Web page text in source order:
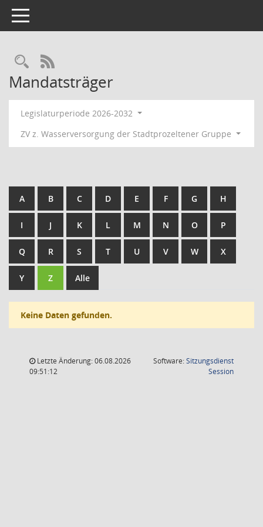
Toggle navigation
RSS-Feed
Mandatsträger
Legislaturperiode 2026-2032
ZV z. Wasserversorgung der Stadtprozeltener Gruppe
A B C D E F G H
I J K L M N O P
Q R S T U V W X
Y Z Alle
Keine Daten gefunden.
Letzte Änderung: 06.08.2026
09:51:12
Software:Sitzungsdienst
Session(Wird in